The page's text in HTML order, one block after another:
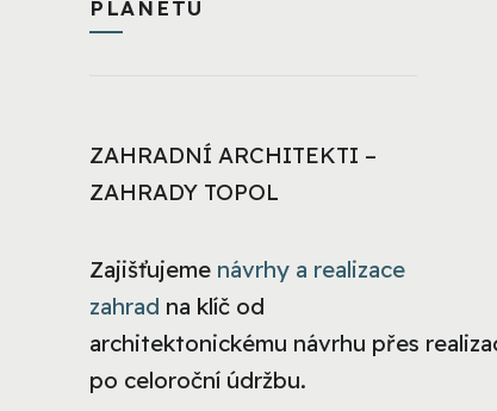
PLANETU
ZAHRADNÍ ARCHITEKTI –
ZAHRADY TOPOL
Zajišťujeme návrhy a realizace
zahrad na klíč od
architektonickému návrhu přes
po celoroční údržbu.